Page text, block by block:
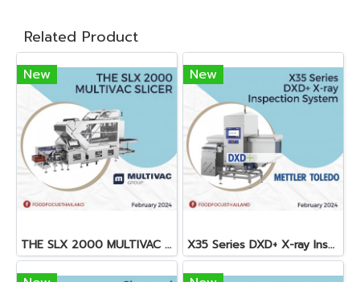
Related Product
New
THE SLX 2000 MULTIVAC SLICER
New
X35 Series DXD+ X-ray Inspection System